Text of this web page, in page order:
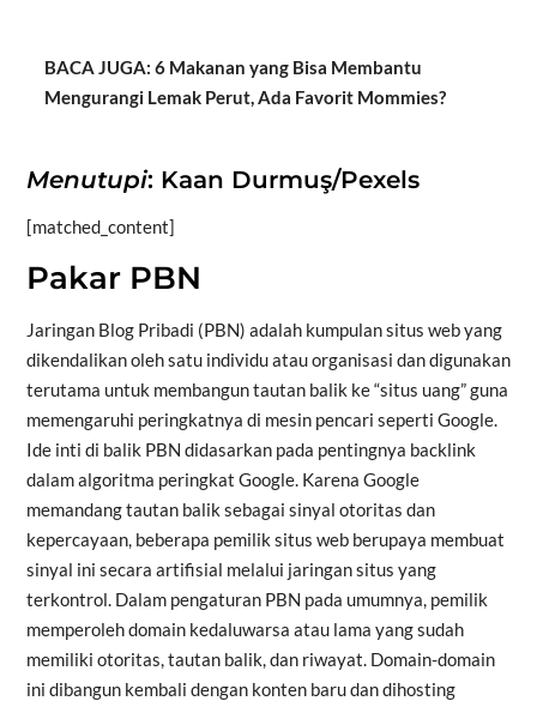
BACA JUGA: 6 Makanan yang Bisa Membantu
Mengurangi Lemak Perut, Ada Favorit Mommies?
Menutupi: Kaan Durmuş/Pexels
[matched_content]
Pakar PBN
Jaringan Blog Pribadi (PBN) adalah kumpulan situs web yang
dikendalikan oleh satu individu atau organisasi dan digunakan
terutama untuk membangun tautan balik ke “situs uang” guna
memengaruhi peringkatnya di mesin pencari seperti Google.
Ide inti di balik PBN didasarkan pada pentingnya backlink
dalam algoritma peringkat Google. Karena Google
memandang tautan balik sebagai sinyal otoritas dan
kepercayaan, beberapa pemilik situs web berupaya membuat
sinyal ini secara artifisial melalui jaringan situs yang
terkontrol. Dalam pengaturan PBN pada umumnya, pemilik
memperoleh domain kedaluwarsa atau lama yang sudah
memiliki otoritas, tautan balik, dan riwayat. Domain-domain
ini dibangun kembali dengan konten baru dan dihosting